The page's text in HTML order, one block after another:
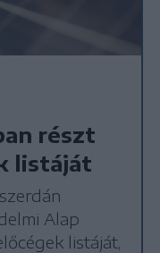
részt
listáját
Alap
listáját,